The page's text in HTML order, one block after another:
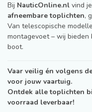
Bij NauticOnline.nl vind
afneembare toplichten,
Van telescopische
montagevoet – wij
boot.
Vaar veilig én volgens
voor jouw vaartuig.
Ontdek alle toplichten
voorraad leverbaar!